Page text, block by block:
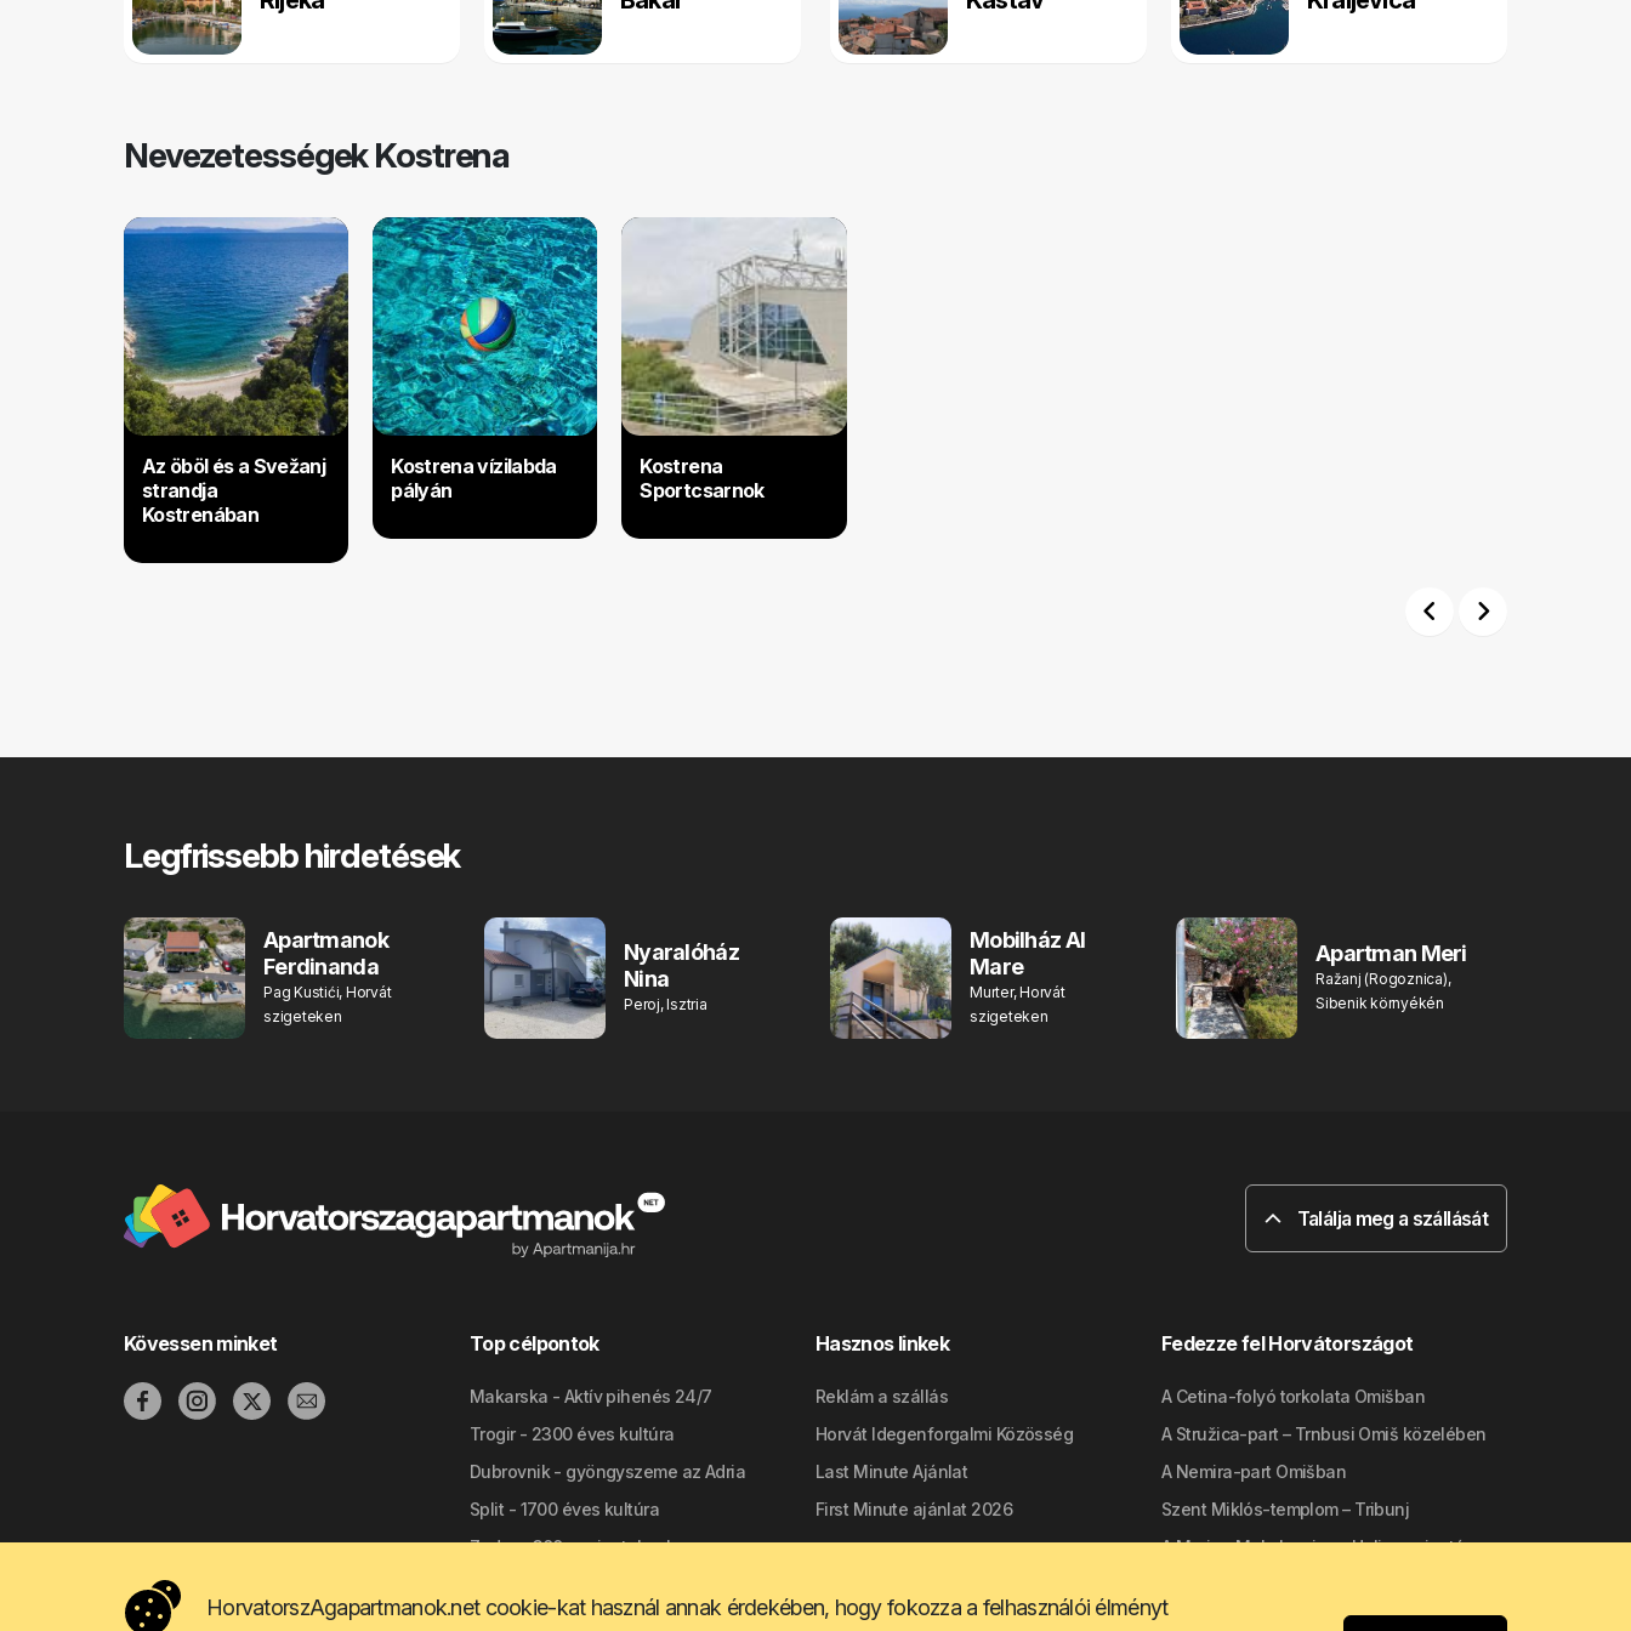
Nevezetességek Kostrena
Az öböl és a Svežanj
strandja
Kostrenában
Kostrena vízilabda
pályán
Kostrena
Sportcsarnok
Legfrissebb hirdetések
Apartmanok
Ferdinanda
Pag Kustići, Horvát
szigeteken
Nyaralóház
Nina
Peroj, Isztria
Mobilház Al
Mare
Murter, Horvát
szigeteken
Apartman Meri
Ražanj (Rogoznica),
Sibenik környékén
Találja meg a szállását
Kövessen minket Top célpontok
Makarska - Aktív pihenés 24/7
Trogir - 2300 éves kultúra
Dubrovnik - gyöngyszeme az Adria
Split - 1700 éves kultúra
Zadar - 300+ szigeteken!
Hasznos linkek
Reklám a szállás
Horvát Idegenforgalmi Közösség
Last Minute Ajánlat
First Minute ajánlat 2026
Fedezze fel Horvátországot
A Cetina-folyó torkolata Omišban
A Stružica-part – Trnbusi Omiš közelében
A Nemira-part Omišban
Szent Miklós-templom – Tribunj
A Marina Mala Lamjana Ugljan szigetén
HorvatorszAgapartmanok.net cookie-kat használ annak érdekében, hogy fokozza a felhasználói élményt